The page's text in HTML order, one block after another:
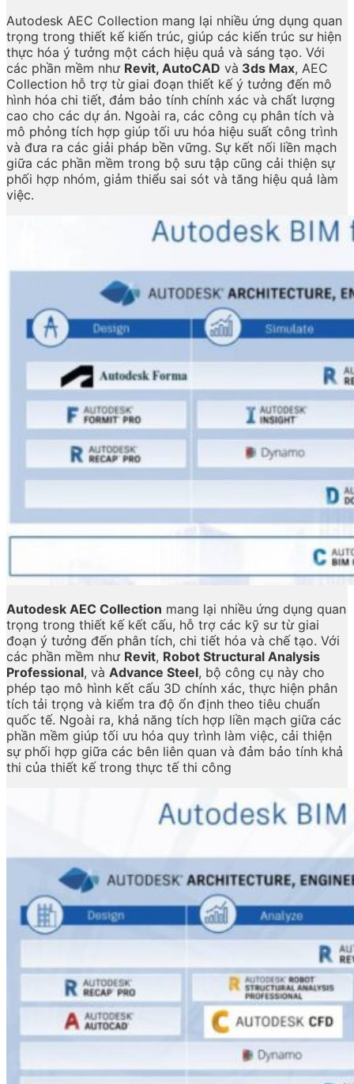
Autodesk AEC Collection mang lại nhiều ứng dụng quan
trọng trong thiết kế kiến trúc, giúp các kiến trúc sư hiện
thực hóa ý tưởng một cách hiệu quả và sáng tạo. Với
các phần mềm như Revit, AutoCAD và 3ds Max, AEC
Collection hỗ trợ từ giai đoạn thiết kế ý tưởng đến mô
hình hóa chi tiết, đảm bảo tính chính xác và chất lượng
cao cho các dự án. Ngoài ra, các công cụ phân tích và
mô phỏng tích hợp giúp tối ưu hóa hiệu suất công trình
và đưa ra các giải pháp bền vững. Sự kết nối liền mạch
giữa các phần mềm trong bộ sưu tập cũng cải thiện sự
phối hợp nhóm, giảm thiểu sai sót và tăng hiệu quả làm
việc.
Autodesk AEC Collection mang lại nhiều ứng dụng quan
trọng trong thiết kế kết cấu, hỗ trợ các kỹ sư từ giai
đoạn ý tưởng đến phân tích, chi tiết hóa và chế tạo. Với
các phần mềm như Revit, Robot Structural Analysis
Professional, và Advance Steel, bộ công cụ này cho
phép tạo mô hình kết cấu 3D chính xác, thực hiện phân
tích tải trọng và kiểm tra độ ổn định theo tiêu chuẩn
quốc tế. Ngoài ra, khả năng tích hợp liền mạch giữa các
phần mềm giúp tối ưu hóa quy trình làm việc, cải thiện
sự phối hợp giữa các bên liên quan và đảm bảo tính khả
thi của thiết kế trong thực tế thi công